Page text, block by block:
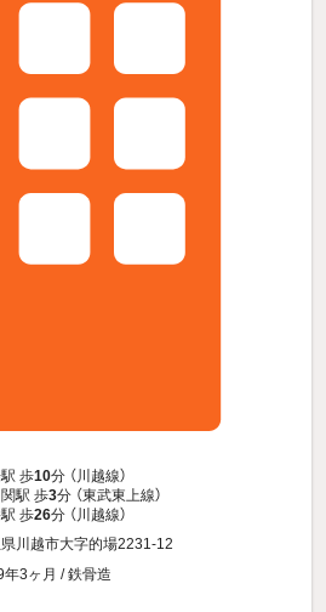
歩10分 （川越線）
駅 歩3分 （東武東上線）
歩26分 （川越線）
川越市大字的場2231-12
年3ヶ月 / 鉄骨造